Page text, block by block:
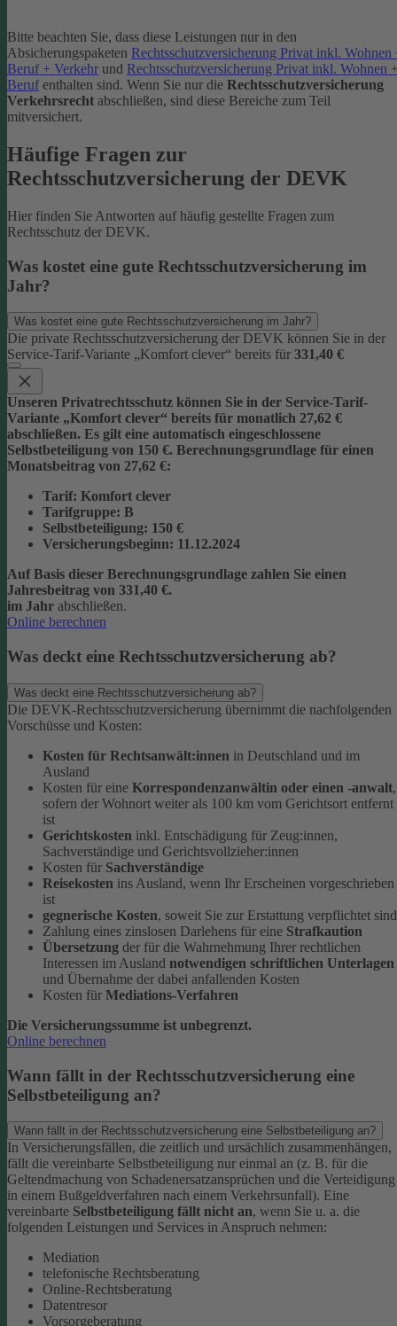
Bitte beachten Sie, dass diese Leistungen nur in den
Absicherungspaketen Rechtsschutzversicherung Privat inkl. Wohnen
Beruf + Verkehr und Rechtsschutzversicherung Privat inkl. Wohnen
Beruf enthalten sind. Wenn Sie nur die Rechtsschutzversicherung
Verkehrsrecht abschließen, sind diese Bereiche zum Teil
mitversichert.
Häufige Fragen zur
Rechtsschutzversicherung der DEVK
Hier finden Sie Antworten auf häufig gestellte Fragen zum
Rechtsschutz der DEVK.
Was kostet eine gute Rechtsschutzversicherung im
Jahr?
Was kostet eine gute Rechtsschutzversicherung im Jahr?
Die private Rechtsschutzversicherung der DEVK können Sie in der
Service-Tarif-Variante „Komfort clever“ bereits für 331,40 €
Unseren Privatrechtsschutz können Sie in der Service-Tarif-
Variante „Komfort clever“ bereits für monatlich 27,62 €
abschließen. Es gilt eine automatisch eingeschlossene
Selbstbeteiligung von 150 €. Berechnungsgrundlage für einen
Monatsbeitrag von 27,62 €:
Tarif: Komfort clever
Tarifgruppe: B
Selbstbeteiligung: 150 €
Versicherungsbeginn: 11.12.2024
Auf Basis dieser Berechnungsgrundlage zahlen Sie einen
Jahresbeitrag von 331,40 €.
im Jahr abschließen.
Online berechnen
Was deckt eine Rechtsschutzversicherung ab?
Was deckt eine Rechtsschutzversicherung ab?
Die DEVK-Rechtsschutzversicherung übernimmt die nachfolgenden
Vorschüsse und Kosten:
Kosten für Rechtsanwält:innen in Deutschland und im
Ausland
Kosten für eine Korrespondenzanwältin oder einen -anwalt,
sofern der Wohnort weiter als 100 km vom Gerichtsort entfernt
ist
Gerichtskosten inkl. Entschädigung für Zeug:innen,
Sachverständige und Gerichtsvollzieher:innen
Kosten für Sachverständige
Reisekosten ins Ausland, wenn Ihr Erscheinen vorgeschrieben
ist
gegnerische Kosten, soweit Sie zur Erstattung verpflichtet sind
Zahlung eines zinslosen Darlehens für eine Strafkaution
Übersetzung der für die Wahrnehmung Ihrer rechtlichen
Interessen im Ausland notwendigen schriftlichen Unterlagen
und Übernahme der dabei anfallenden Kosten
Kosten für Mediations-Verfahren
Die Versicherungssumme ist unbegrenzt.
Online berechnen
Wann fällt in der Rechtsschutzversicherung eine
Selbstbeteiligung an?
Wann fällt in der Rechtsschutzversicherung eine Selbstbeteiligung an?
In Versicherungsfällen, die zeitlich und ursächlich zusammenhängen,
fällt die vereinbarte Selbstbeteiligung nur einmal an (z. B. für die
Geltendmachung von Schadenersatzansprüchen und die Verteidigung
in einem Bußgeldverfahren nach einem Verkehrsunfall). Eine
vereinbarte Selbstbeteiligung fällt nicht an, wenn Sie u. a. die
folgenden Leistungen und Services in Anspruch nehmen:
Mediation
telefonische Rechtsberatung
Online-Rechtsberatung
Datentresor
Vorsorgeberatung